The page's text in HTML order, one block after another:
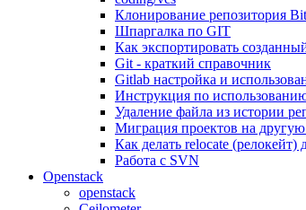
Клонирование репозитория
Шпаргалка по GIT
Как экспортировать
Git - краткий справочник
Gitlab настройка и
Инструкция по
Удаление файла из истории
Миграция проектов на
Как делать relocate (релокейт)
Работа с SVN
Openstack
openstack